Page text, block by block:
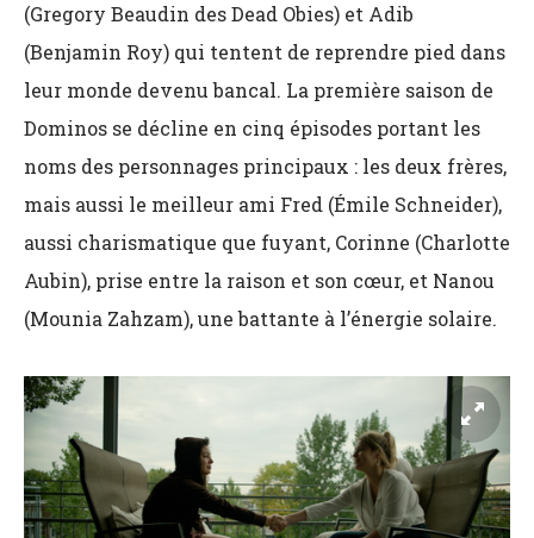
(Gregory Beaudin des Dead Obies) et Adib
(Benjamin Roy) qui tentent de reprendre pied dans
leur monde devenu bancal. La première saison de
Dominos se décline en cinq épisodes portant les
noms des personnages principaux : les deux frères,
mais aussi le meilleur ami Fred (Émile Schneider),
aussi charismatique que fuyant, Corinne (Charlotte
Aubin), prise entre la raison et son cœur, et Nanou
(Mounia Zahzam), une battante à l’énergie solaire.